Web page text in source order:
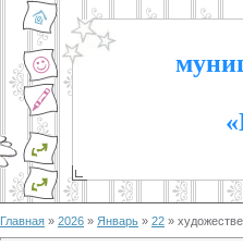
Главная » 2026 » Январь » 22 »